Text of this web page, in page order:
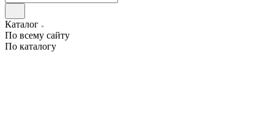
Каталог
По всему сайту
По каталогу